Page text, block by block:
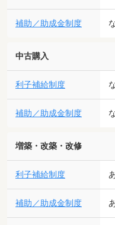
補助／助成金制度
中古購入
利子補給制度
補助／助成金制度
増築・改築・改修
利子補給制度
補助／助成金制度